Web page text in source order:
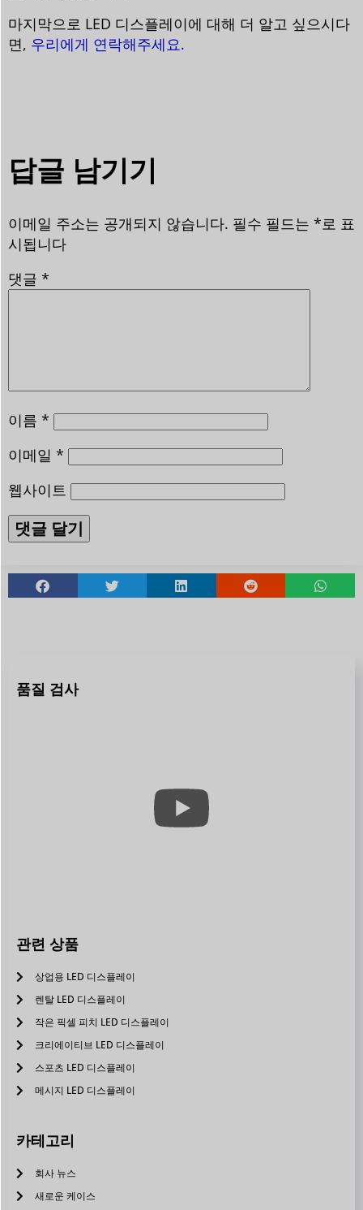
마지막으로 LED 디스플레이에 대해 더 알고 싶으시다
면, 우리에게 연락해주세요.
답글 남기기
이메일 주소는 공개되지 않습니다. 필수 필드는 *로 표
시됩니다
댓글 *
이름 *
이메일 *
웹사이트
품질 검사
관련 상품
상업용 LED 디스플레이
렌탈 LED 디스플레이
작은 픽셀 피치 LED 디스플레이
크리에이티브 LED 디스플레이
스포츠 LED 디스플레이
메시지 LED 디스플레이
카테고리
회사 뉴스
새로운 케이스